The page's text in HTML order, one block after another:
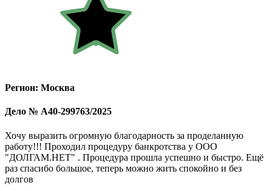
Регион: Москва
Дело № А40-299763/2025
Хочу выразить огромную благодарность за проделанную
работу!!! Проходил процедуру банкротства у ООО
"ДОЛГАМ.НЕТ" . Процедура прошла успешно и быстро. Ещё
раз спасибо большое, теперь можно жить спокойно и без
долгов